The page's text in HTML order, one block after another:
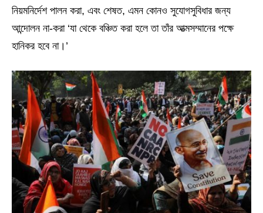
নিয়মনির্দেশ পালন করা, এবং শেষত, এমন কোনও সুযোগসুবিধার জন্য
আন্দোলন না-করা ‘যা থেকে বঞ্চিত করা হলে তা তাঁর আত্মসম্মানের পক্ষে
হানিকর হবে না।’